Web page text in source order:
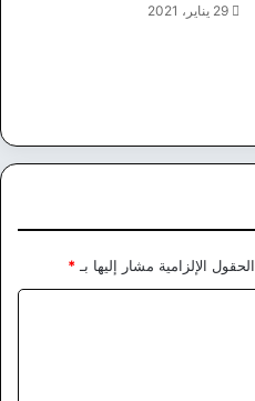
29 يناير، 2021
الحقول الإلزامية مشار إليها بـ *